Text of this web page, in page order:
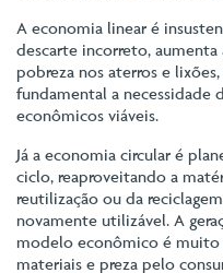
A economia linear é
descarte incorreto, aumenta
pobreza nos aterros e
fundamental a necessidade
econômicos viáveis.
Já a economia circular é
ciclo, reaproveitando a
reutilização ou da
novamente utilizável. A
modelo econômico é muito
materiais e preza pelo